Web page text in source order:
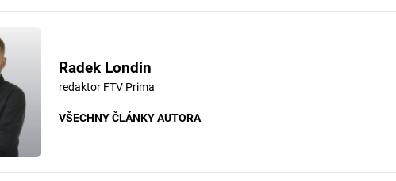
Radek Londin
redaktor FTV Prima
VŠECHNY ČLÁNKY AUTORA